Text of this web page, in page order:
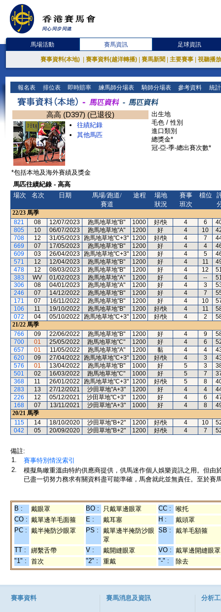
馬場活動 賽馬資訊 足球資訊
賽事資料(本地) 賽事資料(越洋轉播) 賽馬新聞 主要賽事 視聽播
報名表 排位表 即時賠率 練馬師分場表 騎師分場表 參考資料 統
高高 (D397) (已退役)
往績紀錄
其他馬匹
出生地
毛色 / 性別
進口類別
總獎金*
冠-亞-季-總出賽次數*
*包括本地及海外賽績及獎金
馬匹往績紀錄 - 高高
場次
名次 日期
馬場/跑道/
賽道
途程
場地
狀況
賽事
班次
檔位
22/23 馬季
821
08 12/07/2023 跑馬地草地"B" 1000 好/快 4 6
805
10 06/07/2023 跑馬地草地"A" 1200 好 4 10
708
12 31/05/2023 跑馬地草地"C+3" 1200 好/快 4 7
669
07 17/05/2023 跑馬地草地"B" 1200 好 4 4
609
03 26/04/2023 跑馬地草地"C+3" 1200 好 4 5
571
12 12/04/2023 跑馬地草地"B" 1200 好 4 11
478
12 08/03/2023 跑馬地草地"B" 1200 好 4 12
383
WV 01/02/2023 跑馬地草地"A" 1200 好 4 --
306
08 04/01/2023 跑馬地草地"A" 1200 好 4 3
246
07 14/12/2022 跑馬地草地"B" 1200 好 4 7
171
07 16/11/2022 跑馬地草地"B" 1200 好 4 10
106
11 19/10/2022 跑馬地草地"B" 1200 好/快 4 11
072
04 05/10/2022 跑馬地草地"C+3" 1200 好/快 4 2
21/22 馬季
766
09 22/06/2022 跑馬地草地"B" 1200 好 4 9
700
01 25/05/2022 跑馬地草地"C" 1200 好 4 6
657
01 11/05/2022 跑馬地草地"A" 1200 黏 4 4
620
09 27/04/2022 跑馬地草地"C+3" 1200 好/快 4 3
576
01 13/04/2022 跑馬地草地"B" 1000 好 5 3
501
02 16/03/2022 跑馬地草地"C" 1000 好 5 7
368
11 26/01/2022 跑馬地草地"C+3" 1200 好/快 5 8
283
13 27/12/2021 沙田草地"A+3" 1200 好 4 4
226
12 05/12/2021 沙田草地"C+3" 1200 好 4 6
168
07 13/11/2021 沙田草地"A+3" 1000 好 4 8
20/21 馬季
115
14 18/10/2020 沙田草地"B+2" 1200 好/快 4 10
042
05 20/09/2020 沙田草地"B+2" 1200 好/快 4 7
備註:
1.
賽事特別情況索引
2.
模擬鳥瞰重溫由特約供應商提供，供馬迷作個人娛樂資訊之用。但
已盡一切努力務求有關資料盡可能準確，馬會就此並無責任。至於賽
B : 戴眼罩 BO : 只戴單邊眼罩 CC :
喉托
CO : 戴單邊羊毛面箍 E : 戴耳塞 H :
戴頭罩
PC : 戴半掩防沙眼罩 PS :
戴單邊半掩防沙眼
罩
SB : 戴羊毛額箍
TT : 綁繫舌帶 V : 戴開縫眼罩 VO : 戴單邊開縫眼罩
"1" :
首次 "2" : 重戴 "-" : 除去
賽事資料 賽馬消息及資訊 分析